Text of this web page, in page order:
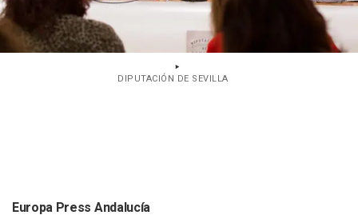
DIPUTACIÓN DE SEVILLA
Europa Press Andalucía